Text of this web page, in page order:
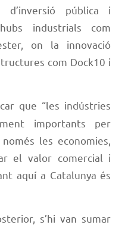
pública i
industrials com
on la innovació
com Dock10 i
que “les indústries
importants per
les economies,
el valor comercial i
aquí a Catalunya és
s’hi van sumar